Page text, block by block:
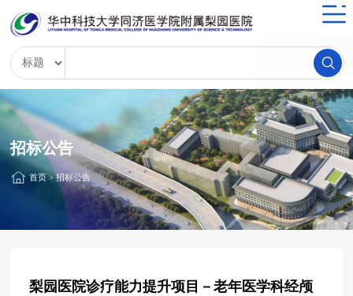
招标公告
首页>招标公告
梨园医院诊疗能力提升项目－老年医学科经颅